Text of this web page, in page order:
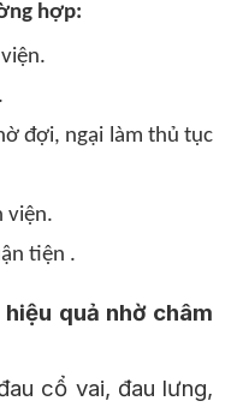
hợp:
đợi, ngại làm thủ tục
viện.
tiện .
quả nhờ châm
cổ vai, đau lưng,